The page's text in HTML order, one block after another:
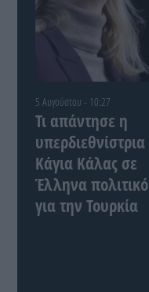
5 Αυγούστου - 10:27
Τι απάντησε η
υπερδιεθνίστρια
Κάγια Κάλας σε
Έλληνα πολιτικό
για την Τουρκία